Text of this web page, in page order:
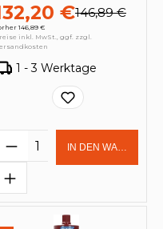
den
€146,89 €
146,89 €
inkl. MwSt., ggf. zzgl.
1 - 3 Werktage
Produkt Anzahl:
IN DEN